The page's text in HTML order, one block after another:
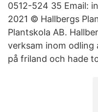
0512-524 35 Email:
2021 © Hallbergs
Plantskola AB.
verksam inom odling
på friland och hade